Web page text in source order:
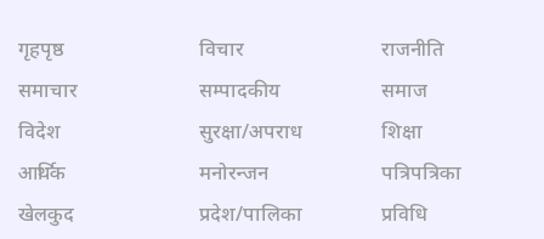
गृहपृष्ठ
समाचार
विदेश
आर्थिक
खेलकुद
विचार
सम्पादकीय
सुरक्षा/अपराध
मनोरन्जन
प्रदेश/पालिका
राजनीति
समाज
शिक्षा
पत्रिपत्रिका
प्रविधि